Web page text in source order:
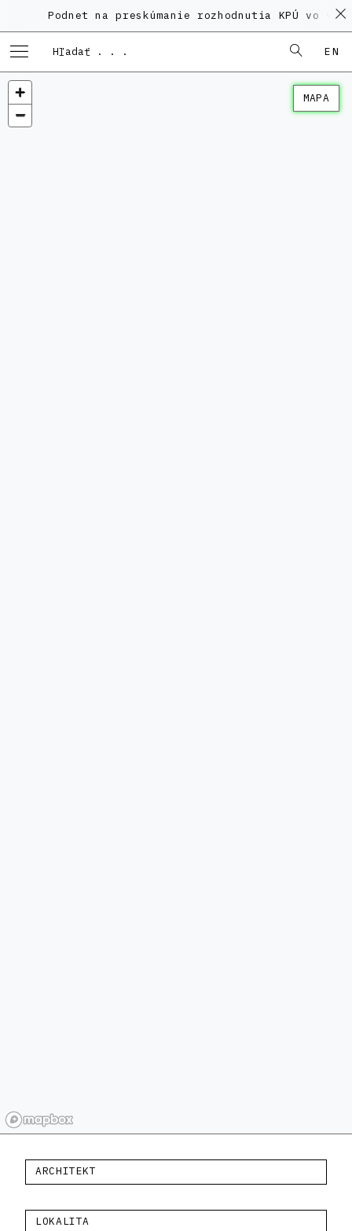
Podnet na preskúmanie rozhodnutia KPÚ vo veci
EN
MAPA
ARCHITEKT
LOKALITA